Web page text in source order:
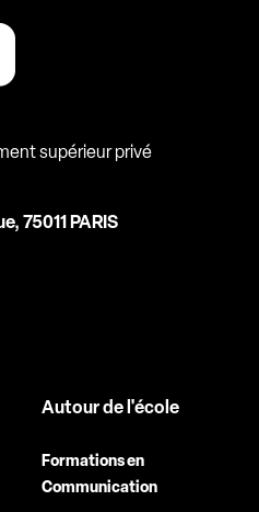
supérieur privé
75011 PARIS
Autour de l'école
Formations en
Communication